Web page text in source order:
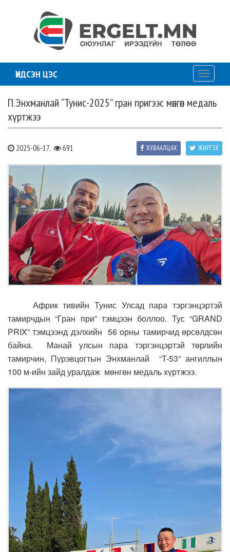
ҮНДСЭН ЦЭС
Toggle
П.Энхманлай “Тунис-2025” гран пригээс мөнгөн медаль
хүртжээ
2025-06-17, 691 ЖИРГЭХ
ХУВААЛЦАХ
Африк тивийн Тунис Улсад пара тэргэнцэртэй
тамирчдын “Гран при” тэмцээн боллоо. Тус “GRAND
PRIX” тэмцээнд дэлхийн 56 орны тамирчид өрсөлдсөн
байна. Манай улсын пара тэргэнцэртэй төрлийн
тамирчин, Пүрэвцогтын Энхманлай “T-53” ангиллын
100 м-ийн зайд уралдаж мөнгөн медаль хүртжээ.